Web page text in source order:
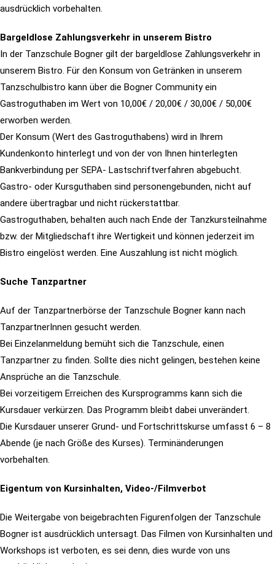
ausdrücklich vorbehalten.
Bargeldlose Zahlungsverkehr in unserem Bistro
In der Tanzschule Bogner gilt der bargeldlose Zahlungsverkehr in
unserem Bistro. Für den Konsum von Getränken in unserem
Tanzschulbistro kann über die Bogner Community ein
Gastroguthaben im Wert von 10,00€ / 20,00€ / 30,00€ / 50,00€
erworben werden.
Der Konsum (Wert des Gastroguthabens) wird in Ihrem
Kundenkonto hinterlegt und von der von Ihnen hinterlegten
Bankverbindung per SEPA- Lastschriftverfahren abgebucht.
Gastro- oder Kursguthaben sind personengebunden, nicht auf
andere übertragbar und nicht rückerstattbar.
Gastroguthaben, behalten auch nach Ende der Tanzkursteilnahme
bzw. der Mitgliedschaft ihre Wertigkeit und können jederzeit im
Bistro eingelöst werden. Eine Auszahlung ist nicht möglich.
Suche Tanzpartner
Auf der Tanzpartnerbörse der Tanzschule Bogner kann nach
TanzpartnerInnen gesucht werden.
Bei Einzelanmeldung bemüht sich die Tanzschule, einen
Tanzpartner zu finden. Sollte dies nicht gelingen, bestehen keine
Ansprüche an die Tanzschule.
Bei vorzeitigem Erreichen des Kursprogramms kann sich die
Kursdauer verkürzen. Das Programm bleibt dabei unverändert.
Die Kursdauer unserer Grund- und Fortschrittskurse umfasst 6 – 8
Abende (je nach Größe des Kurses). Terminänderungen
vorbehalten.
Eigentum von Kursinhalten, Video-/Filmverbot
Die Weitergabe von beigebrachten Figurenfolgen der Tanzschule
Bogner ist ausdrücklich untersagt. Das Filmen von Kursinhalten und
Workshops ist verboten, es sei denn, dies wurde von uns